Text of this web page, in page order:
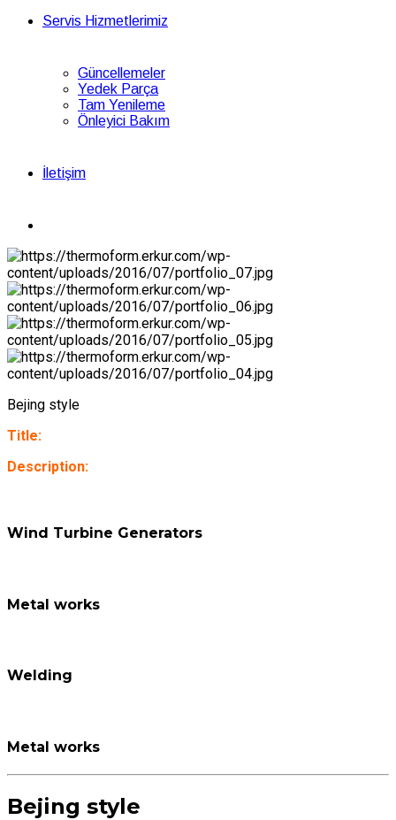
Servis Hizmetlerimiz
Güncellemeler
Yedek Parça
Tam Yenileme
Önleyici Bakım
İletişim
Bejing style
Title:
Description:
Wind Turbine Generators
Metal works
Welding
Metal works
Bejing style